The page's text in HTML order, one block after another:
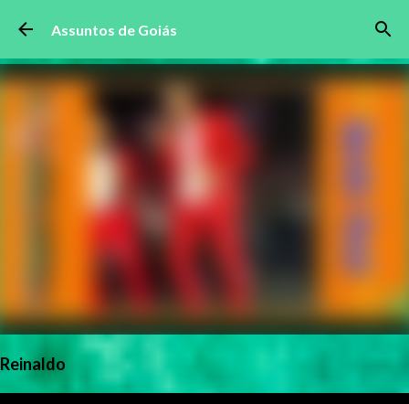
Pular para o conteúdo principal
Assuntos de Goiás
Reinaldo